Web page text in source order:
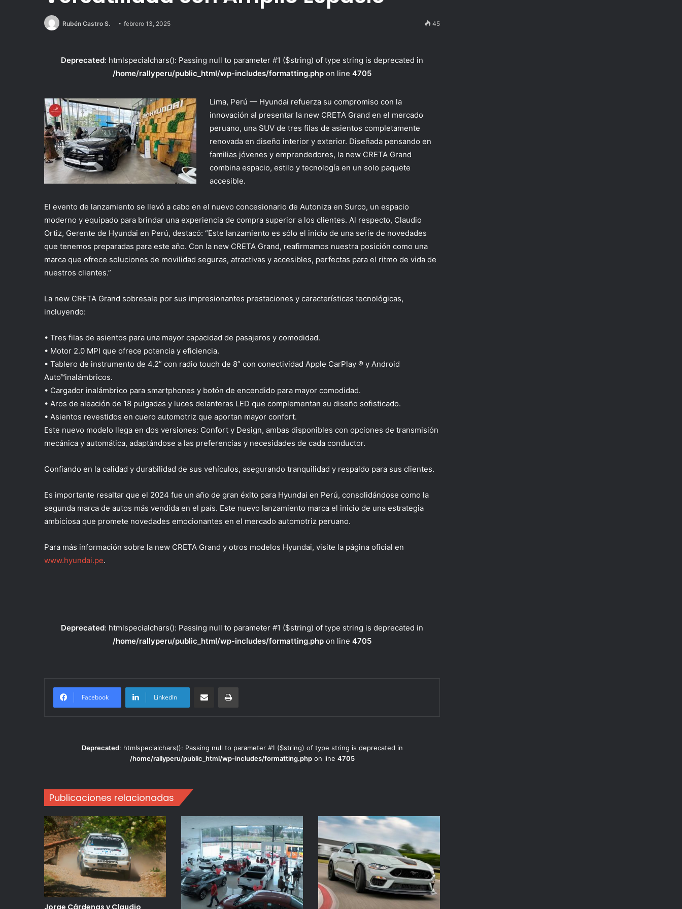
Rubén Castro S. febrero 13, 2025 45
Deprecated: htmlspecialchars(): Passing null to parameter #1 ($string) of type string is deprecated in
/home/rallyperu/public_html/wp-includes/formatting.php on line 4705
Lima, Perú — Hyundai refuerza su compromiso con la
innovación al presentar la new CRETA Grand en el mercado
peruano, una SUV de tres filas de asientos completamente
renovada en diseño interior y exterior. Diseñada pensando en
familias jóvenes y emprendedores, la new CRETA Grand
combina espacio, estilo y tecnología en un solo paquete
accesible.
El evento de lanzamiento se llevó a cabo en el nuevo concesionario de Autoniza en Surco, un espacio
moderno y equipado para brindar una experiencia de compra superior a los clientes. Al respecto, Claudio
Ortiz, Gerente de Hyundai en Perú, destacó: “Este lanzamiento es sólo el inicio de una serie de novedades
que tenemos preparadas para este año. Con la new CRETA Grand, reafirmamos nuestra posición como una
marca que ofrece soluciones de movilidad seguras, atractivas y accesibles, perfectas para el ritmo de vida de
nuestros clientes.”
La new CRETA Grand sobresale por sus impresionantes prestaciones y características tecnológicas,
incluyendo:
• Tres filas de asientos para una mayor capacidad de pasajeros y comodidad.
• Motor 2.0 MPI que ofrece potencia y eficiencia.
• Tablero de instrumento de 4.2” con radio touch de 8” con conectividad Apple CarPlay ® y Android
Auto™inalámbricos.
• Cargador inalámbrico para smartphones y botón de encendido para mayor comodidad.
• Aros de aleación de 18 pulgadas y luces delanteras LED que complementan su diseño sofisticado.
• Asientos revestidos en cuero automotriz que aportan mayor confort.
Este nuevo modelo llega en dos versiones: Confort y Design, ambas disponibles con opciones de transmisión
mecánica y automática, adaptándose a las preferencias y necesidades de cada conductor.
Confiando en la calidad y durabilidad de sus vehículos, asegurando tranquilidad y respaldo para sus clientes.
Es importante resaltar que el 2024 fue un año de gran éxito para Hyundai en Perú, consolidándose como la
segunda marca de autos más vendida en el país. Este nuevo lanzamiento marca el inicio de una estrategia
ambiciosa que promete novedades emocionantes en el mercado automotriz peruano.
Para más información sobre la new CRETA Grand y otros modelos Hyundai, visite la página oficial en
www.hyundai.pe.
Deprecated: htmlspecialchars(): Passing null to parameter #1 ($string) of type string is deprecated in
/home/rallyperu/public_html/wp-includes/formatting.php on line 4705
Facebook LinkedIn
Compartir por correo electrónicoImprimir
Deprecated: htmlspecialchars(): Passing null to parameter #1 ($string) of type string is deprecated in
/home/rallyperu/public_html/wp-includes/formatting.phpon line 4705
Publicaciones relacionadas